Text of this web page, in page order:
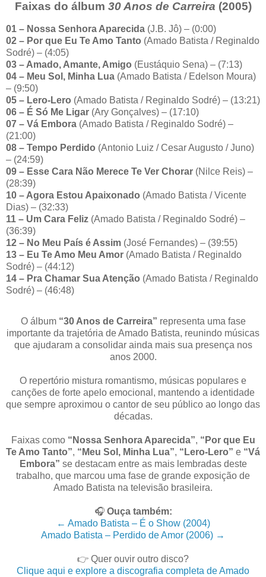
Faixas do álbum 30 Anos de Carreira (2005)
01 – Nossa Senhora Aparecida (J.B. Jô) – (0:00)
02 – Por que Eu Te Amo Tanto (Amado Batista / Reginaldo
Sodré) – (4:05)
03 – Amado, Amante, Amigo (Eustáquio Sena) – (7:13)
04 – Meu Sol, Minha Lua (Amado Batista / Edelson Moura)
– (9:50)
05 – Lero-Lero (Amado Batista / Reginaldo Sodré) – (13:21)
06 – É Só Me Ligar (Ary Gonçalves) – (17:10)
07 – Vá Embora (Amado Batista / Reginaldo Sodré) –
(21:00)
08 – Tempo Perdido (Antonio Luiz / Cesar Augusto / Juno)
– (24:59)
09 – Esse Cara Não Merece Te Ver Chorar (Nilce Reis) –
(28:39)
10 – Agora Estou Apaixonado (Amado Batista / Vicente
Dias) – (32:33)
11 – Um Cara Feliz (Amado Batista / Reginaldo Sodré) –
(36:39)
12 – No Meu País é Assim (José Fernandes) – (39:55)
13 – Eu Te Amo Meu Amor (Amado Batista / Reginaldo
Sodré) – (44:12)
14 – Pra Chamar Sua Atenção (Amado Batista / Reginaldo
Sodré) – (46:48)
O álbum “30 Anos de Carreira” representa uma fase
importante da trajetória de Amado Batista, reunindo músicas
que ajudaram a consolidar ainda mais sua presença nos
anos 2000.
O repertório mistura romantismo, músicas populares e
canções de forte apelo emocional, mantendo a identidade
que sempre aproximou o cantor de seu público ao longo das
décadas.
Faixas como “Nossa Senhora Aparecida”, “Por que Eu
Te Amo Tanto”, “Meu Sol, Minha Lua”, “Lero-Lero” e “Vá
Embora” se destacam entre as mais lembradas deste
trabalho, que marcou uma fase de grande exposição de
Amado Batista na televisão brasileira.
🎧 Ouça também:
← Amado Batista – É o Show (2004)
Amado Batista – Perdido de Amor (2006) →
👉 Quer ouvir outro disco?
Clique aqui e explore a discografia completa de Amado